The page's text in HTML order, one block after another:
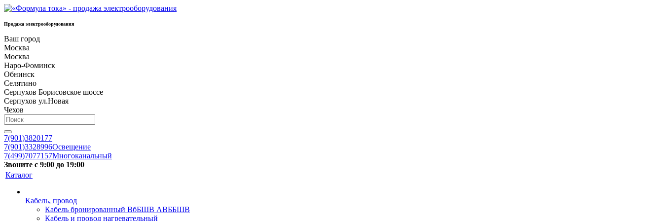
Продажа электрооборудования
Ваш город
Москва
Москва
Наро-Фоминск
Обнинск
Селятино
Серпухов Борисовское шоссе
Серпухов ул.Новая
Чехов
7(901)3820177
7(901)3328996Освещение
7(499)7077157Многоканальный
Звоните с 9:00 до 19:00
Каталог
Кабель, провод
Кабель бронированный ВбБШВ АВББШВ
Кабель и провод нагревательный